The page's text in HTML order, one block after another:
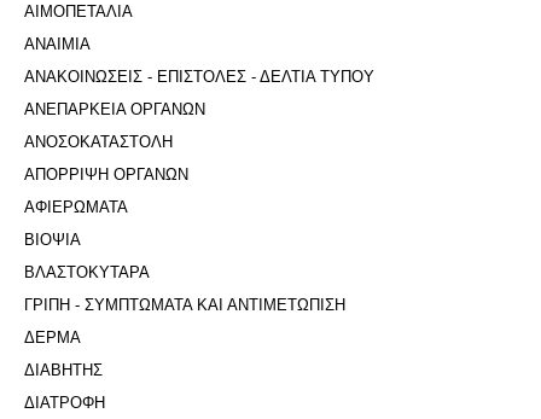
ΑΙΜΟΠΕΤΑΛΙΑ
ΑΝΑΙΜΙΑ
ΑΝΑΚΟΙΝΩΣΕΙΣ - ΕΠΙΣΤΟΛΕΣ - ΔΕΛΤΙΑ ΤΥΠΟΥ
ΑΝΕΠΑΡΚΕΙΑ ΟΡΓΑΝΩΝ
ΑΝΟΣΟΚΑΤΑΣΤΟΛΗ
ΑΠΟΡΡΙΨΗ ΟΡΓΑΝΩΝ
ΑΦΙΕΡΩΜΑΤΑ
ΒΙΟΨΙΑ
ΒΛΑΣΤΟΚΥΤΑΡΑ
ΓΡΙΠΗ - ΣΥΜΠΤΩΜΑΤΑ ΚΑΙ ΑΝΤΙΜΕΤΩΠΙΣΗ
ΔΕΡΜΑ
ΔΙΑΒΗΤΗΣ
ΔΙΑΤΡΟΦΗ